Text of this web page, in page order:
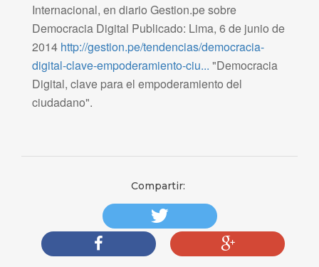
Internacional, en diario Gestion.pe sobre
Democracia Digital Publicado: Lima, 6 de junio de
2014 http://gestion.pe/tendencias/democracia-
digital-clave-empoderamiento-ciu... "Democracia
Digital, clave para el empoderamiento del
ciudadano".
Compartir: